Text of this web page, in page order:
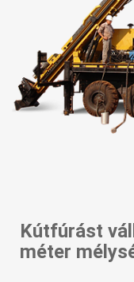
Kútfúrást
méter